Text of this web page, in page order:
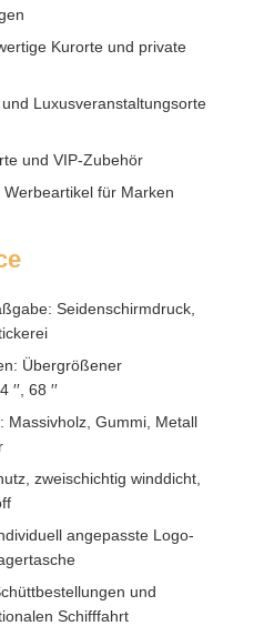
Kurorte und private
Luxusveranstaltungsorte
und VIP-Zubehör
für Marken
Seidenschirmdruck,
Übergrößener
68 ′′
Massivholz, Gummi, Metall
zweischichtig winddicht,
angepasste Logo-
und
Schifffahrt